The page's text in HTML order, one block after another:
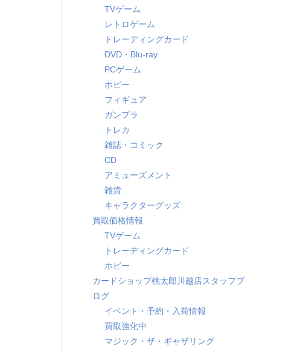
TVゲーム
レトロゲーム
トレーディングカード
DVD・Blu-ray
PCゲーム
ホビー
フィギュア
ガンプラ
トレカ
雑誌・コミック
CD
アミューズメント
雑貨
キャラクターグッズ
買取価格情報
TVゲーム
トレーディングカード
ホビー
カードショップ桃太郎川越店スタッフブ
ログ
イベント・予約・入荷情報
買取強化中
マジック・ザ・ギャザリング